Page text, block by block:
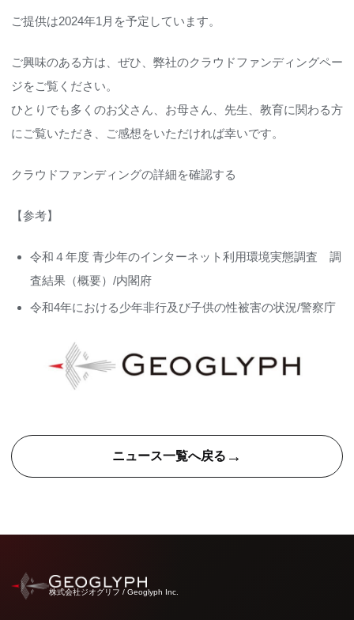
ご提供は2024年1月を予定しています。
ご興味のある方は、ぜひ、弊社のクラウドファンディングペー
ジをご覧ください。
ひとりでも多くのお父さん、お母さん、先生、教育に関わる方
にご覧いただき、ご感想をいただければ幸いです。
クラウドファンディングの詳細を確認する
【参考】
令和４年度 ⻘少年のインターネット利⽤環境実態調査 調
査結果（概要） /内閣府
令和4年における少年非行及び子供の性被害の状況/警察庁
ニュース一覧へ戻る →
株式会社ジオグリフ / Geoglyph Inc.